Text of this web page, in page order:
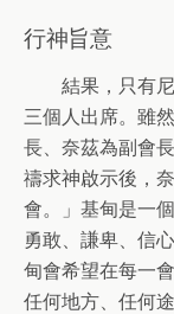
行神旨意
結果，只有尼
三個人出席。雖
長、奈茲為副會
禱求神啟示後，
會。」基甸是一
勇敢、謙卑、信
甸會希望在每一
任何地方、任何